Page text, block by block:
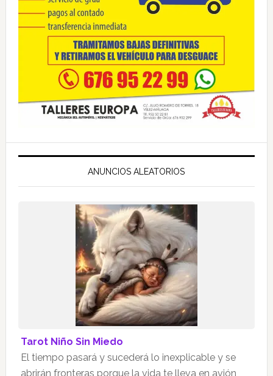
ANUNCIOS ALEATORIOS
Tarot Niño Sin Miedo
El tiempo pasará y sucederá lo inexplicable y se
abrirán fronteras porque la vida te lleva en avión